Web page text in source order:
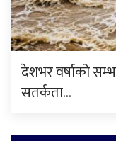
देशभर वर्षाको
सतर्कता…